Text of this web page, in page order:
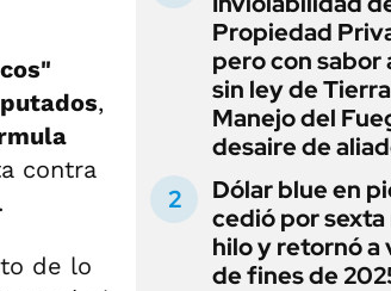
,
contra
de lo
Propiedad
pero con sabor
sin ley de
Manejo del
desaire de
Dólar blue en
cedió por sexta
hilo y retornó a
de fines de